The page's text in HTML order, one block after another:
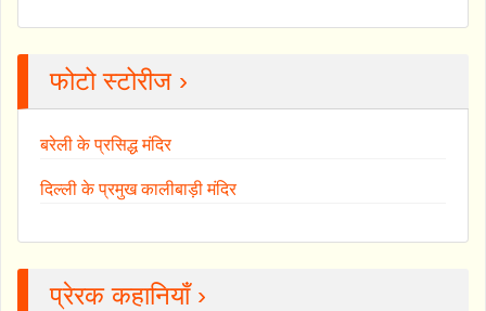
फोटो स्टोरीज ›
बरेली के प्रसिद्ध मंदिर
दिल्ली के प्रमुख कालीबाड़ी मंदिर
प्रेरक कहानियाँ ›